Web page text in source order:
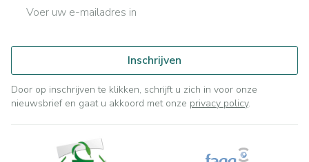
Inschrijven
Door op inschrijven te klikken, schrijft u zich in voor onze
nieuwsbrief en gaat u akkoord met onze privacy policy.